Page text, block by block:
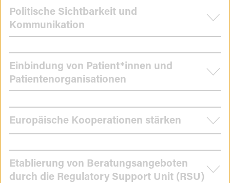
Politische Sichtbarkeit und
Kommunikation
Einbindung von Patient*innen und
Patientenorganisationen
Europäische Kooperationen stärken
Etablierung von Beratungsangeboten
durch die Regulatory Support Unit (RSU)